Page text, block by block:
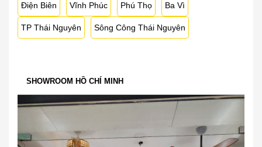
Điện Biên Vĩnh Phúc Phú Thọ Ba Vì
TP Thái Nguyên Sông Công Thái Nguyên
SHOWROOM HỒ CHÍ MINH